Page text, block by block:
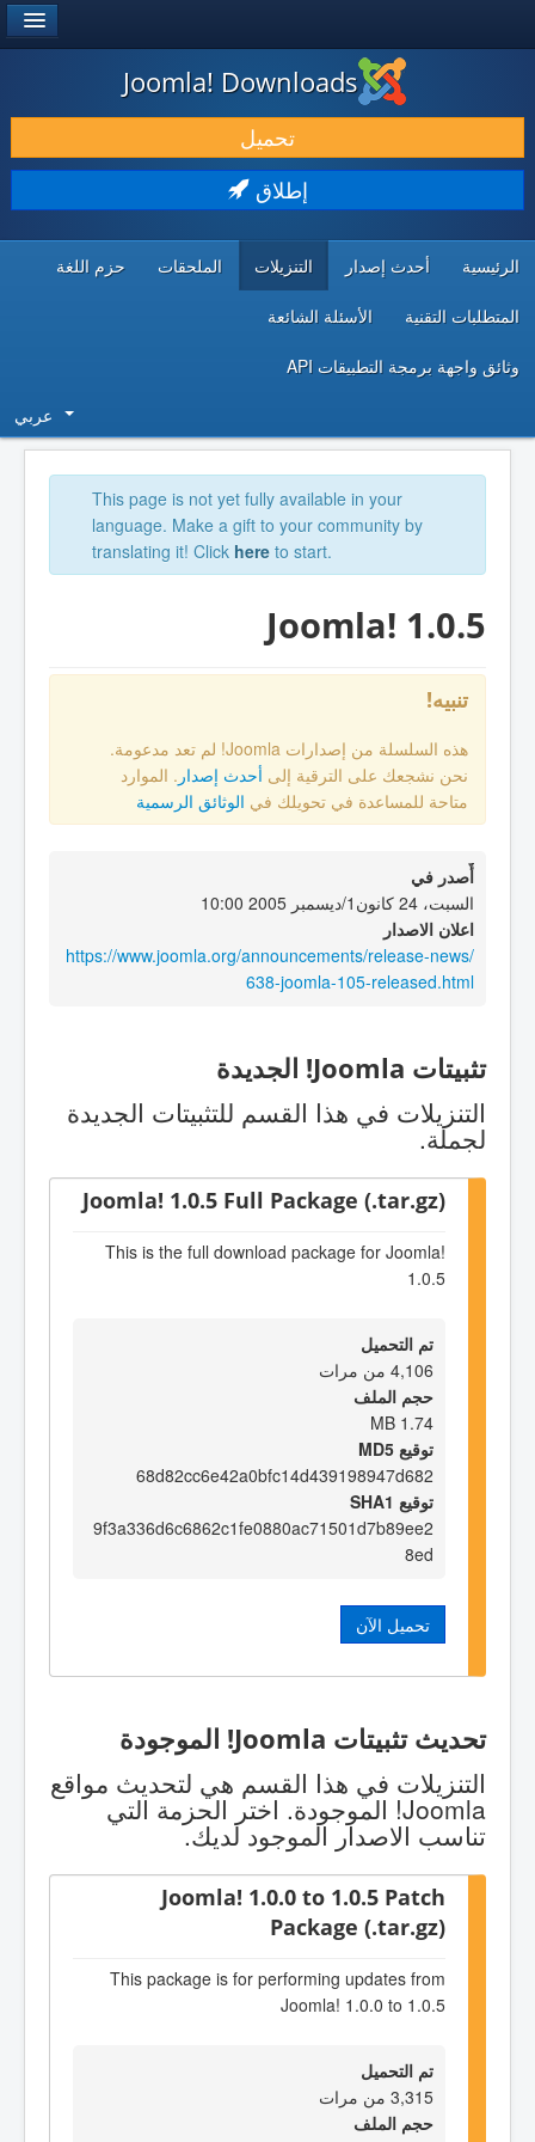
حمل & ومدد
اكتشف & تعلم
Joomla! Downloads
تحميل
إطلاق
الرئيسية أحدث إصدار التنزيلات الملحقات حزم اللغة
المتطلبات التقنية الأسئلة الشائعة
وثائق واجهة برمجة التطبيقات API
عربي
This page is not yet fully available in your
language. Make a gift to your community by
translating it! Click here to start.
Joomla! 1.0.5
تنبيه!
هذه السلسلة من إصدارات Joomla! لم تعد مدعومة.
نحن نشجعك على الترقية إلى أحدث إصدار . الموارد
متاحة للمساعدة في تحويلك في الوثائق الرسمية
أٌصدر في
السبت، 24 كانون1/ديسمبر 2005 10:00
اعلان الاصدار
https://www.joomla.org/announcements/release-news/
638-joomla-105-released.html
تثبيتات Joomla! الجديدة
التنزيلات في هذا القسم للتثبيتات الجديدة
لجملة.
Joomla! 1.0.5 Full Package (.tar.gz)
This is the full download package for Joomla!
1.0.5
تم التحميل
4,106 من مرات
حجم الملف
1.74 MB
توقيع MD5
68d82cc6e42a0bfc14d439198947d682
توقيع SHA1
9f3a336d6c6862c1fe0880ac71501d7b89ee2
8ed
تحميل الآن
تحديث تثبيتات Joomla! الموجودة
التنزيلات في هذا القسم هي لتحديث مواقع
Joomla! الموجودة. اختر الحزمة التي
تناسب الاصدار الموجود لديك.
Joomla! 1.0.0 to 1.0.5 Patch
Package (.tar.gz)
This package is for performing updates from
Joomla! 1.0.0 to 1.0.5
تم التحميل
3,315 من مرات
حجم الملف